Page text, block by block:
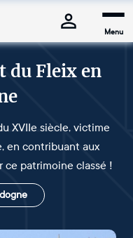
Menu
du Fleix en
XVIIe siècle, victime
en contribuant aux
ce patrimoine classé !